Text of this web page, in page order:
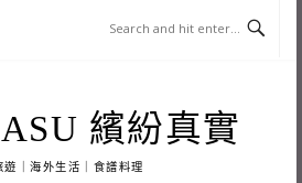
繽紛真實
遊｜海外生活｜食譜料理